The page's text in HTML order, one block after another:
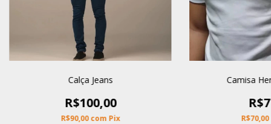
Calça Jeans
R$100,00
R$90,00com Pix
Camisa
R$70,00